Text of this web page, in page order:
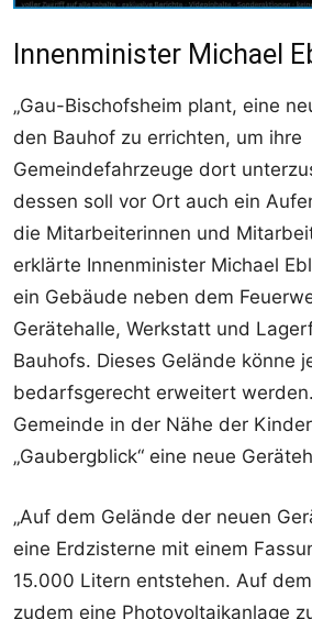
Innenminister Michael
„Gau-Bischofsheim plant, eine
den Bauhof zu errichten, um ihre
Gemeindefahrzeuge dort
dessen soll vor Ort auch ein
die Mitarbeiterinnen und
erklärte Innenminister Michael
ein Gebäude neben dem
Gerätehalle, Werkstatt und
Bauhofs. Dieses Gelände könne
bedarfsgerecht erweitert
Gemeinde in der Nähe der
„Gaubergblick“ eine neue
„Auf dem Gelände der neuen
eine Erdzisterne mit einem
15.000 Litern entstehen. Auf
zudem eine Photovoltaikanlage